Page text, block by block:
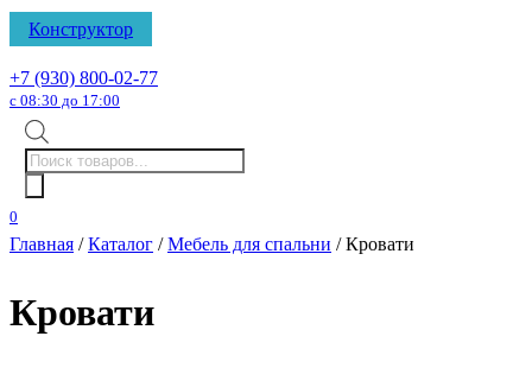
Конструктор
+7 (930) 800-02-77
с 08:30 до 17:00
Поиск
товаров
0
Главная /Каталог /Мебель для спальни / Кровати
Кровати